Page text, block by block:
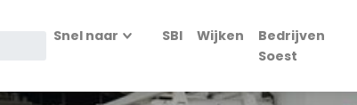
Snel naar SBI Wijken
Bedrijven
Soest